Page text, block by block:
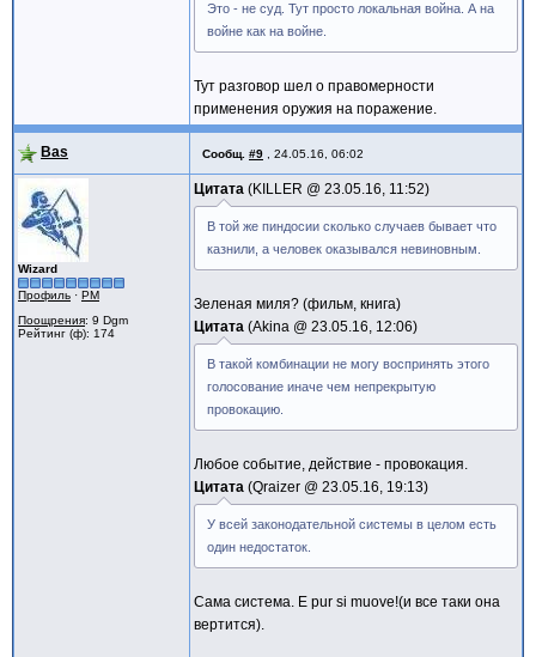
Это - не суд. Тут просто локальная война. А на
войне как на войне.
Тут разговор шел о правомерности
применения оружия на поражение.
Bas Сообщ. #9 24.05.16, 06:02
Wizard
Профиль · PM
Поощрения: 9 Dgm
Рейтинг (ф): 174
Цитата KILLER @ 23.05.16, 11:52
В той же пиндосии сколько случаев бывает что
казнили, а человек оказывался невиновным.
Зеленая миля? (фильм, книга)
Цитата Akina @ 23.05.16, 12:06
В такой комбинации не могу воспринять этого
голосование иначе чем непрекрытую
провокацию.
Любое событие, действие - провокация.
Цитата Qraizer @ 23.05.16, 19:13
У всей законодательной системы в целом есть
один недостаток.
Сама система. E pur si muove!(и все таки она
вертится).